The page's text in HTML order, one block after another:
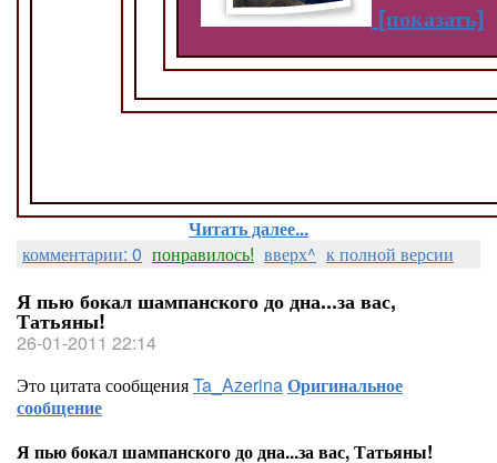
[показать]
Читать далее...
комментарии: 0 понравилось! вверх^ к полной версии
Я пью бокал шампанского до дна...за вас,
Татьяны!
26-01-2011 22:14
Это цитата сообщенияTa_AzerinaОригинальное
сообщение
Я пью бокал шампанского до дна...за вас, Татьяны!